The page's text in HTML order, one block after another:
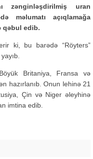
zənginləşdirilmiş uran
məlumatı açıqlamağa
qəbul edib.
ki, bu barədə “Röyters”
Britaniya, Fransa və
hazırlanıb. Onun lehinə 21
Çin və Niger əleyhinə
imtina edib.